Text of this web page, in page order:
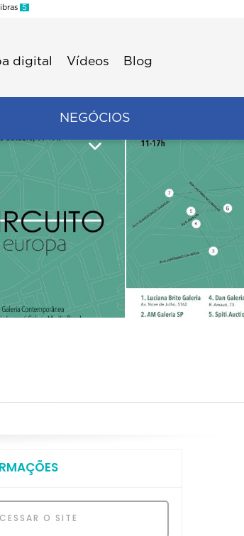
5
digital Vídeos Blog
NEGÓCIOS
O SITE